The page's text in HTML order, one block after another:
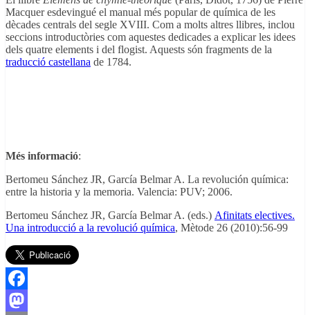
Macquer esdevingué el manual més popular de química de les
dècades centrals del segle XVIII. Com a molts altres llibres, inclou
seccions introductòries com aquestes dedicades a explicar les idees
dels quatre elements i del flogist. Aquests són fragments de la
traducció castellana de 1784.
Més informació:
Bertomeu Sánchez JR, García Belmar A. La revolución química:
entre la historia y la memoria. Valencia: PUV; 2006.
Bertomeu Sánchez JR, García Belmar A. (eds.) Afinitats electives.
Una introducció a la revolució química, Mètode 26 (2010):56-99
Facebook